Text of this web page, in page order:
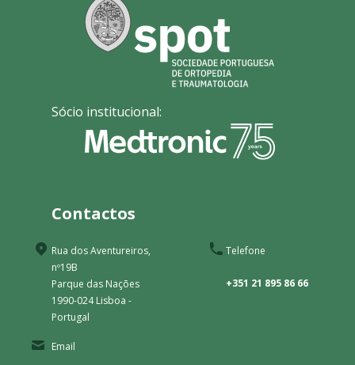
Sócio institucional:
Contactos
Rua dos Aventureiros,
nº19B
Parque das Nações
1990-024 Lisboa -
Portugal
Telefone
+351 21 895 86 66
Email